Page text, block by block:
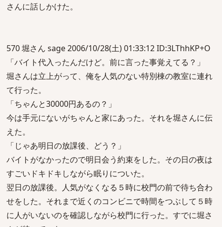
さんに話しかけた。
570 堀さん sage 2006/10/28(土) 01:33:12 ID:3LThhKP+O
「バイト代入ったんだけど。前に言った事覚えてる？」
堀さんは立上がって、俺を人気のない特別棟の教室に連れ
て行った。
「ちゃんと30000円あるの？」
今は手元にないがちゃんと家にあった。それを堀さんに伝
えた。
「じゃあ明日の放課後、どう？」
バイトがなかったので明日会う約束をした。その日の夜は
すごいドキドキしながら眠りについた。
翌日の放課後。人気がなくなる５時に校門の前で待ち合わ
せをした。それまで近くのコンビニで時間をつぶして５時
に人がいないのを確認しながら校門に行った。すでに堀さ